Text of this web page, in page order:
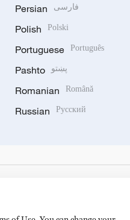
Persian فارسی
Polish Polski
Portuguese Português
Pashto پښتو
Romanian Română
Russian Русский